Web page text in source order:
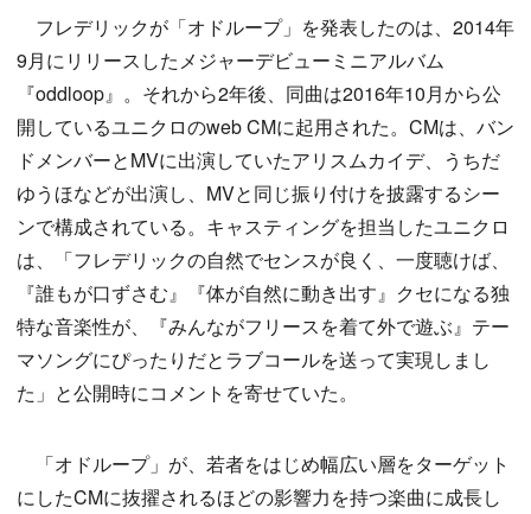
フレデリックが「オドループ」を発表したのは、2014年
9月にリリースしたメジャーデビューミニアルバム
『oddloop』。それから2年後、同曲は2016年10月から公
開しているユニクロのweb CMに起用された。CMは、バン
ドメンバーとMVに出演していたアリスムカイデ、うちだ
ゆうほなどが出演し、MVと同じ振り付けを披露するシー
ンで構成されている。キャスティングを担当したユニクロ
は、「フレデリックの自然でセンスが良く、一度聴けば、
『誰もが口ずさむ』『体が自然に動き出す』クセになる独
特な音楽性が、『みんながフリースを着て外で遊ぶ』テー
マソングにぴったりだとラブコールを送って実現しまし
た」と公開時にコメントを寄せていた。
「オドループ」が、若者をはじめ幅広い層をターゲット
にしたCMに抜擢されるほどの影響力を持つ楽曲に成長し